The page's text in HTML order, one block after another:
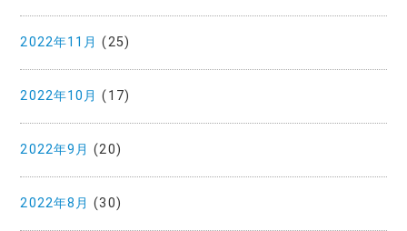
2022年11月 (25)
2022年10月 (17)
2022年9月 (20)
2022年8月 (30)